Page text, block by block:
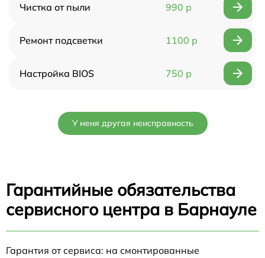
Чистка от пыли 990 р
Ремонт подсветки 1100 р
Настройка BIOS 750 р
У меня другая неисправность
Гарантийные обязательства
сервисного центра в Барнауле
Гарантия от сервиса: на смонтированные